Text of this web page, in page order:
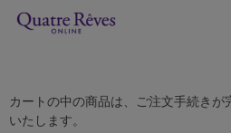
カートの中の商品は、ご注文手続き
いたします。